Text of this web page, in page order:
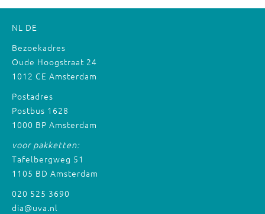
NL DE
Bezoekadres
Oude Hoogstraat 24
1012 CE Amsterdam
Postadres
Postbus 1628
1000 BP Amsterdam
voor pakketten:
Tafelbergweg 51
1105 BD Amsterdam
020 525 3690
dia@uva.nl